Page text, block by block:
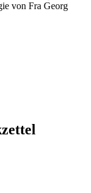
von Fra Georg